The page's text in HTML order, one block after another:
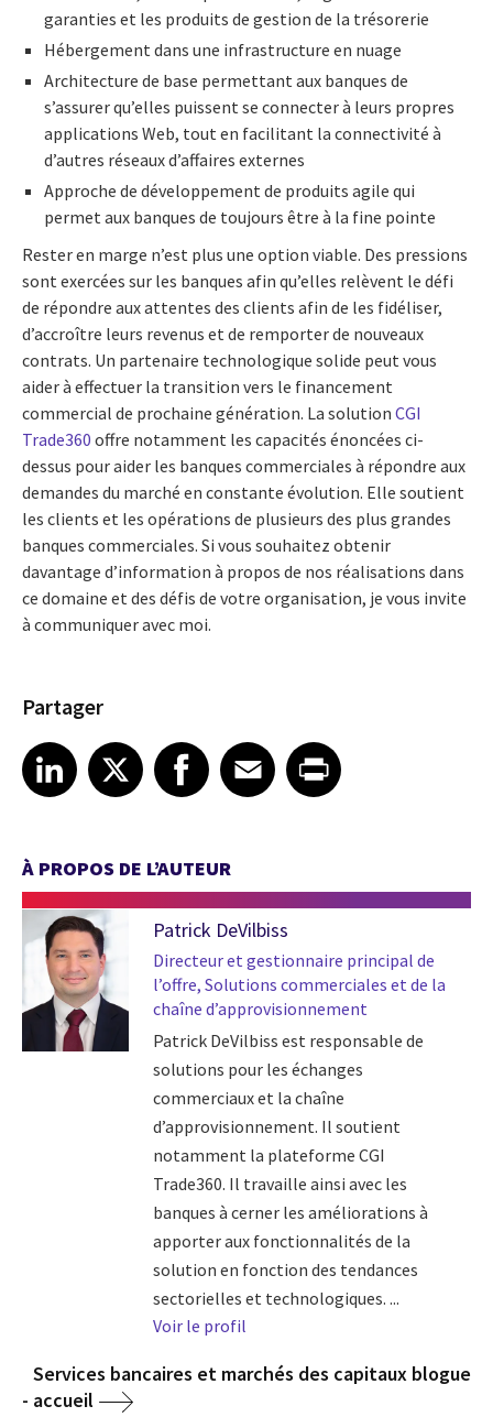
garanties et les produits de gestion de la trésorerie
Hébergement dans une infrastructure en nuage
Architecture de base permettant aux banques de
s’assurer qu’elles puissent se connecter à leurs propres
applications Web, tout en facilitant la connectivité à
d’autres réseaux d’affaires externes
Approche de développement de produits agile qui
permet aux banques de toujours être à la fine pointe
Rester en marge n’est plus une option viable. Des pressions
sont exercées sur les banques afin qu’elles relèvent le défi
de répondre aux attentes des clients afin de les fidéliser,
d’accroître leurs revenus et de remporter de nouveaux
contrats. Un partenaire technologique solide peut vous
aider à effectuer la transition vers le financement
commercial de prochaine génération. La solution CGI
Trade360 offre notamment les capacités énoncées ci-
dessus pour aider les banques commerciales à répondre aux
demandes du marché en constante évolution. Elle soutient
les clients et les opérations de plusieurs des plus grandes
banques commerciales. Si vous souhaitez obtenir
davantage d’information à propos de nos réalisations dans
ce domaine et des défis de votre organisation, je vous invite
à communiquer avec moi.
Partager
Share article on LinkedIn
LinkedIn
Share article on XShare article on Facebook
Facebook
Share article on Email
EmailShare article on Print
À PROPOS DE L’AUTEUR
Patrick DeVilbiss
Directeur et gestionnaire principal de
l’offre, Solutions commerciales et de la
chaîne d’approvisionnement
Patrick DeVilbiss est responsable de
solutions pour les échanges
commerciaux et la chaîne
d’approvisionnement. Il soutient
notamment la plateforme CGI
Trade360. Il travaille ainsi avec les
banques à cerner les améliorations à
apporter aux fonctionnalités de la
solution en fonction des tendances
sectorielles et technologiques. ...
Voir le profil
Services bancaires et marchés des capitaux blogue
- accueil